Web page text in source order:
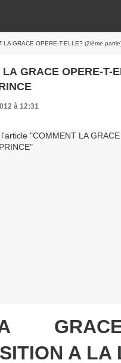
LA GRACE OPERE-T-ELLE? (2ième
LA GRACE OPERE-T-
à 12:31
A LA